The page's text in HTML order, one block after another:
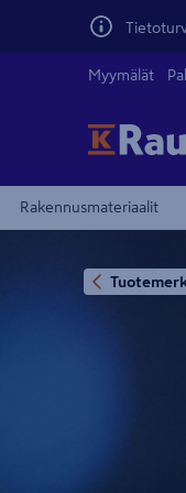
Myymälät
Rakennusmateriaalit